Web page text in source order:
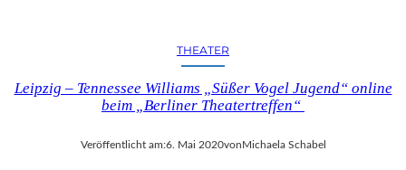
THEATER
Leipzig – Tennessee Williams „Süßer Vogel Jugend“ online
beim „Berliner Theatertreffen“
Veröffentlicht am:6. Mai 2020von Michaela Schabel